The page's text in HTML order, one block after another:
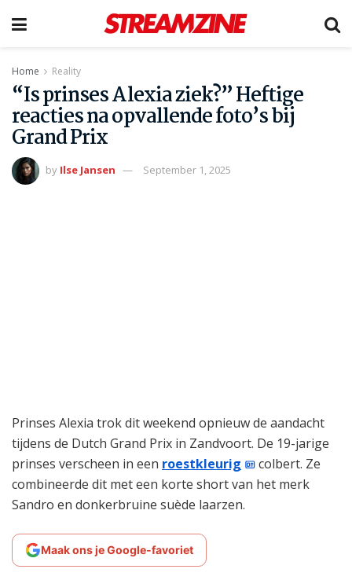
Home Reality
“Is prinses Alexia ziek?” Heftige
reacties na opvallende foto’s bij
Grand Prix
by Ilse Jansen September 1, 2025
Prinses Alexia trok dit weekend opnieuw de aandacht
tijdens de Dutch Grand Prix in Zandvoort. De 19-jarige
prinses verscheen in een roestkleurig
colbert. Ze
combineerde dit met een korte short van het merk
Sandro en donkerbruine suède laarzen.
Maak ons je Google-favoriet